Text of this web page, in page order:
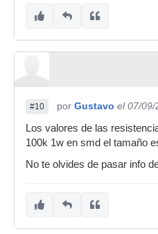
#10 por Gustavo el 07/09/
Los valores de las
100k 1w en smd el tamaño
No te olvides de pasar info